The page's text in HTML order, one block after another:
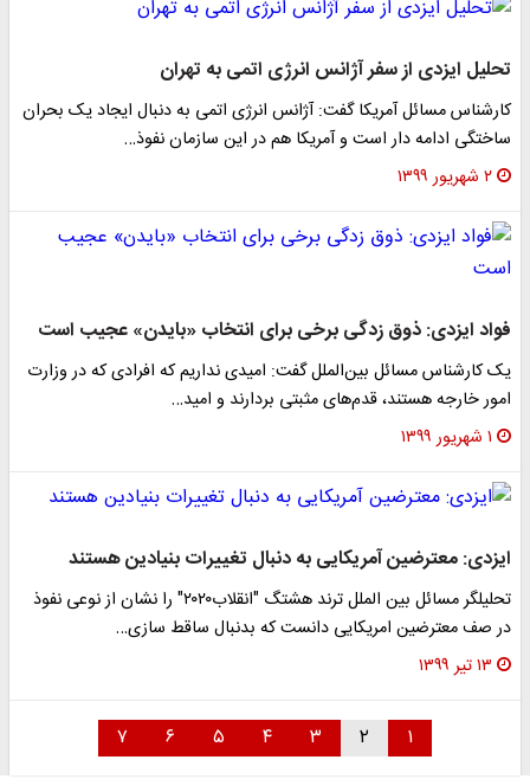
تحلیل ایزدی از سفر آژانس انرژی اتمی به تهران
کارشناس مسائل آمریکا گفت: آژانس انرژی اتمی به دنبال ایجاد یک بحران
ساختگی ادامه دار است و آمریکا هم در این سازمان نفوذ…
۲ شهریور ۱۳۹۹
فواد ایزدی: ذوق زدگی برخی برای انتخاب «بایدن» عجیب است
یک کارشناس مسائل بین‌الملل گفت: امیدی نداریم که افرادی که در وزارت
امور خارجه هستند، قدم‌های مثبتی بردارند و امید…
۱ شهریور ۱۳۹۹
ایزدی: معترضین آمریکایی به دنبال تغییرات بنیادین هستند
تحلیلگر مسائل بین الملل ترند هشتگ "انقلاب۲۰۲۰" را نشان از نوعی نفوذ
در صف معترضین امریکایی دانست که بدنبال ساقط سازی…
۱۳ تیر ۱۳۹۹
۱ ۲ ۳ ۴ ۵ ۶ ۷